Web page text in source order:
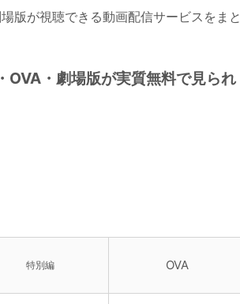
版が視聴できる動画配信サービスをまと
OVA・劇場版が実質無料で見られ
特別編 OVA